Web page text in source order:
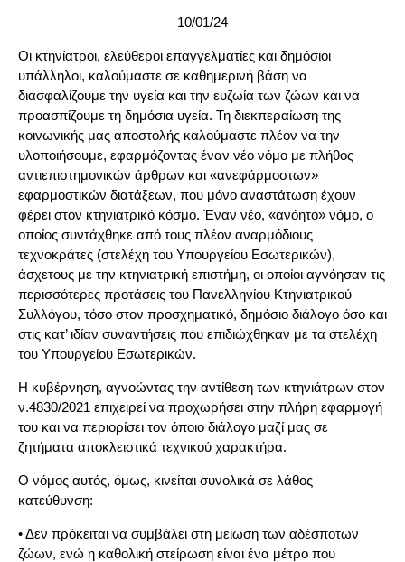
10/01/24
Οι κτηνίατροι, ελεύθεροι επαγγελματίες και δημόσιοι
υπάλληλοι, καλούμαστε σε καθημερινή βάση να
διασφαλίζουμε την υγεία και την ευζωία των ζώων και να
προασπίζουμε τη δημόσια υγεία. Τη διεκπεραίωση της
κοινωνικής μας αποστολής καλούμαστε πλέον να την
υλοποιήσουμε, εφαρμόζοντας έναν νέο νόμο με πλήθος
αντιεπιστημονικών άρθρων και «ανεφάρμοστων»
εφαρμοστικών διατάξεων, που μόνο αναστάτωση έχουν
φέρει στον κτηνιατρικό κόσμο. Έναν νέο, «ανόητο» νόμο, ο
οποίος συντάχθηκε από τους πλέον αναρμόδιους
τεχνοκράτες (στελέχη του Υπουργείου Εσωτερικών),
άσχετους με την κτηνιατρική επιστήμη, οι οποίοι αγνόησαν τις
περισσότερες προτάσεις του Πανελληνίου Κτηνιατρικού
Συλλόγου, τόσο στον προσχηματικό, δημόσιο διάλογο όσο και
στις κατ’ ιδίαν συναντήσεις που επιδιώχθηκαν με τα στελέχη
του Υπουργείου Εσωτερικών.
Η κυβέρνηση, αγνοώντας την αντίθεση των κτηνιάτρων στον
ν.4830/2021 επιχειρεί να προχωρήσει στην πλήρη εφαρμογή
του και να περιορίσει τον όποιο διάλογο μαζί μας σε
ζητήματα αποκλειστικά τεχνικού χαρακτήρα.
Ο νόμος αυτός, όμως, κινείται συνολικά σε λάθος
κατεύθυνση:
• Δεν πρόκειται να συμβάλει στη μείωση των αδέσποτων
ζώων, ενώ η καθολική στείρωση είναι ένα μέτρο που